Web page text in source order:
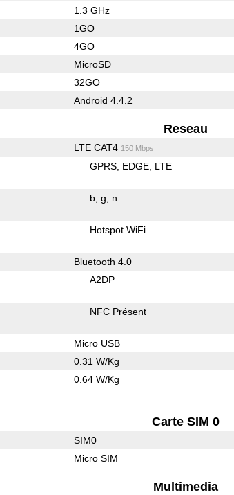
1.3 GHz
1GO
4GO
MicroSD
32GO
Android 4.4.2
Reseau
LTE CAT4 150 Mbps
GPRS EDGE LTE
b g n
Hotspot WiFi
Bluetooth 4.0
A2DP
NFC Présent
Micro USB
0.31 W/Kg
0.64 W/Kg
Carte SIM 0
SIM0
Micro SIM
Multimedia